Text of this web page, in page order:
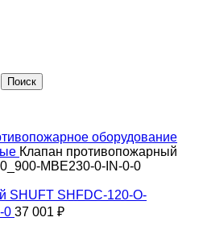
Поиск
оборудование
Клапан противопожарный
MBE230-0-IN-0-0
SHUFT SHFDC-120-O-
0 37 001 ₽